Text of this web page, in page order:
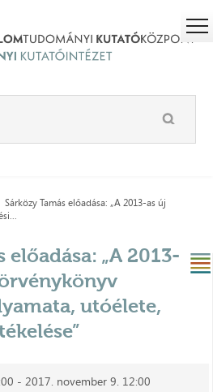
Sárközy Tamás előadása: „A 2013-as új
előadása: „A 2013-
utóélete,
- 2017. november 9. 12:00